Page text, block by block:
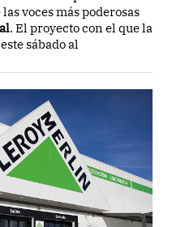
voces más poderosas
. El proyecto con el que la
sábado al